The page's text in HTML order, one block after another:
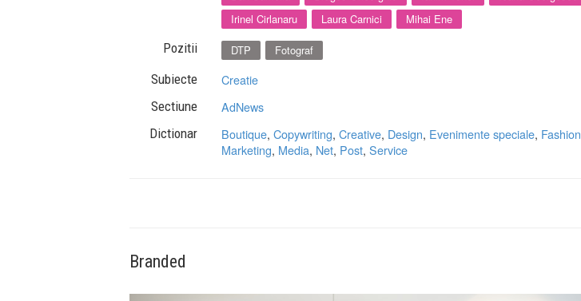
Irinel Cirlanaru
Laura Carnici Mihai Ene
Pozitii DTP Fotograf
Subiecte Creatie
Sectiune AdNews
Dictionar Boutique, Copywriting, Creative, Design, Evenimente speciale, Fashion
Marketing, Media, Net, Post, Service
Branded